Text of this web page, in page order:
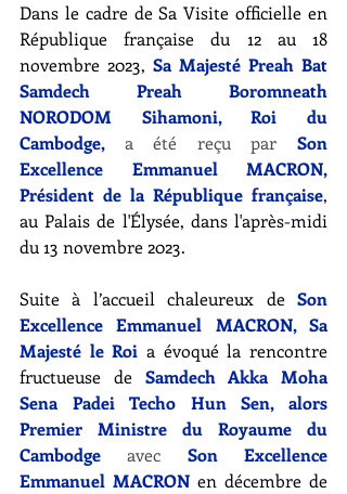
Dans le cadre de Sa Visite officielle en
République française du 12 au 18
novembre 2023, Sa Majesté Preah Bat
Samdech Preah Boromneath
NORODOM Sihamoni, Roi du
Cambodge, a été reçu par Son
Excellence Emmanuel MACRON,
Président de la République française,
au Palais de l'Élysée, dans l'après-midi
du 13 novembre 2023.
Suite à l’accueil chaleureux de Son
Excellence Emmanuel MACRON, Sa
Majesté le Roi a évoqué la rencontre
fructueuse de Samdech Akka Moha
Sena Padei Techo Hun Sen, alors
Premier Ministre du Royaume du
Cambodge avec Son Excellence
Emmanuel MACRON en décembre de